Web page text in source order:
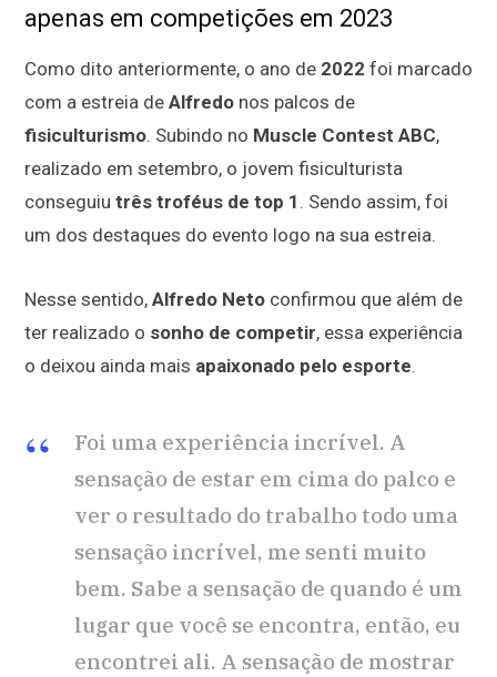
apenas em competições em 2023
Como dito anteriormente, o ano de 2022 foi marcado
com a estreia de Alfredo nos palcos de
fisiculturismo. Subindo no Muscle Contest ABC,
realizado em setembro, o jovem fisiculturista
conseguiu três troféus de top 1 . Sendo assim, foi
um dos destaques do evento logo na sua estreia.
Nesse sentido, Alfredo Neto confirmou que além de
ter realizado o sonho de competir, essa experiência
o deixou ainda mais apaixonado pelo esporte.
Foi uma experiência incrível. A
sensação de estar em cima do palco e
ver o resultado do trabalho todo uma
sensação incrível, me senti muito
bem. Sabe a sensação de quando é um
lugar que você se encontra, então, eu
encontrei ali. A sensação de mostrar